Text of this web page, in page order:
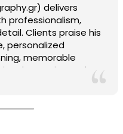
delivers
professionalism,
Clients praise his
personalized
memorable
portraits, and
approach, Kostas